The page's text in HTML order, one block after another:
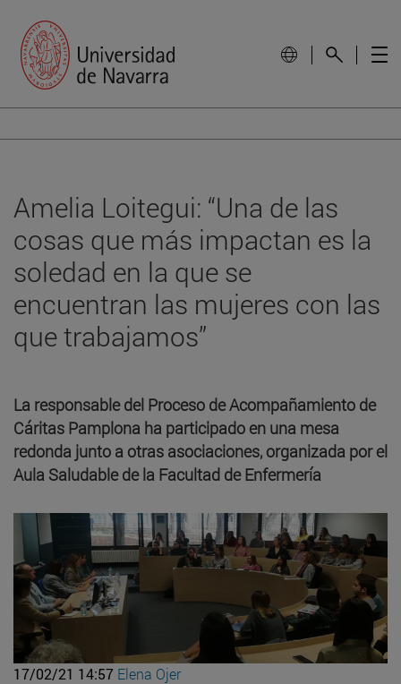
Amelia Loitegui: “Una de las
cosas que más impactan es la
soledad en la que se
encuentran las mujeres con las
que trabajamos”
La responsable del Proceso de Acompañamiento de
Cáritas Pamplona ha participado en una mesa
redonda junto a otras asociaciones, organizada por el
Aula Saludable de la Facultad de Enfermería
17/02/21 14:57 Elena Ojer